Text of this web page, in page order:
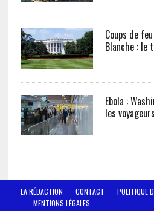
Coups de
Blanche : le
Ebola :
les
LA RÉDACTION CONTACT
POLITIQUE
MENTIONS LÉGALES